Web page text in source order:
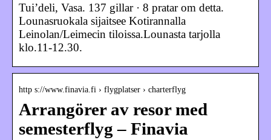
Tui’deli, Vasa. 137 gillar · 8 pratar om detta.
Lounasruokala sijaitsee Kotirannalla
Leinolan/Leimecin tiloissa.Lounasta tarjolla
klo.11-12.30.
http s://www.finavia.fi › flygplatser › charterflyg
Arrangörer av resor med
semesterflyg – Finavia